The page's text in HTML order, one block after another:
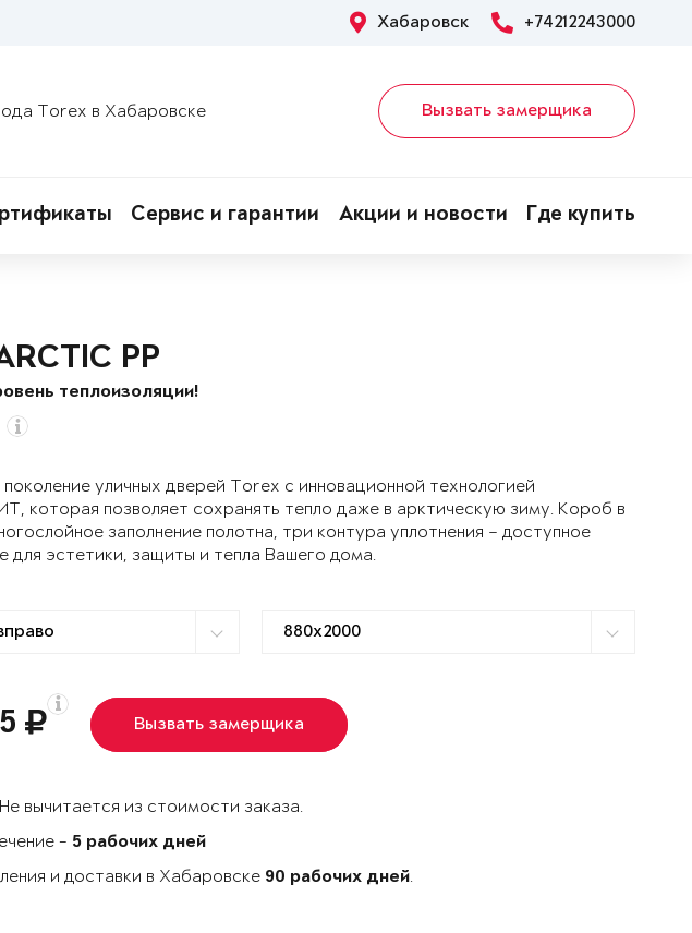
Хабаровск +74212243000
Torex в Хабаровске Вызвать замерщика
Сервис и гарантии Акции и новости Где купить
PP
теплоизоляции!
уличных дверей Torex с инновационной технологией
которая позволяет сохранять тепло даже в арктическую зиму. Короб в
заполнение полотна, три контура уплотнения – доступное
для эстетики, защиты и тепла Вашего дома.
Вызвать замерщика
Не вычитается из стоимости заказа.
- 5 рабочих дней
и доставки в Хабаровске 90 рабочих дней.